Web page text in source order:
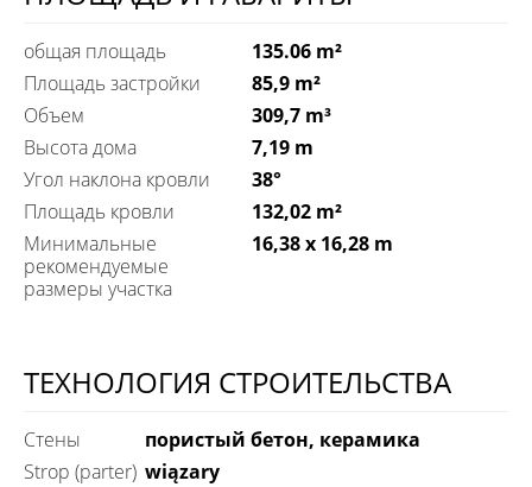
общая площадь
135.06 m²
Площадь застройки
85,9 m²
Объем
309,7 m³
Высота дома
7,19 m
Угол наклона кровли
38°
Площадь кровли
132,02 m²
Минимальные
рекомендуемые
размеры участка
16,38 x 16,28 m
ТЕХНОЛОГИЯ СТРОИТЕЛЬСТВА
Стены
пористый бетон, керамика
Strop (parter) wiązary